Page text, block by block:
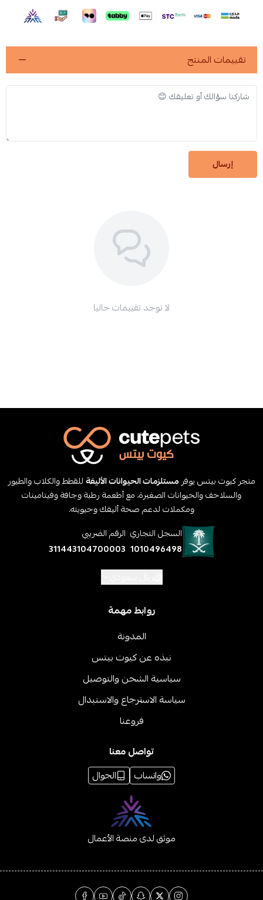
تقييمات المنتج
إرسال
لا توجد تقييمات حاليا
متجر كيوت بيتس يوفر مستلزمات الحيوانات الأليفةللقطط والكلاب والطيور
والسلاحف والحيوانات الصغيرة، مع أطعمة رطبة وجافة وفيتامينات
ومكملات لدعم صحة أليفك وحيويته.
السجل التجاري
1010496498
الرقم الضريبي
311443104700003
روابط مهمة
المدونة
نبذه عن كيوت بيتس
سياسية الشحن والتوصيل
سياسة الاسترجاع والاستبدال
فروعنا
تواصل معنا
واتساب
الجوال
موثق لدى منصة الأعمال